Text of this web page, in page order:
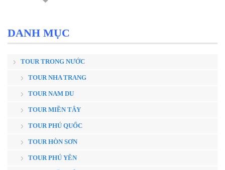
DANH MỤC
TOUR TRONG NƯỚC
TOUR NHA TRANG
TOUR NAM DU
TOUR MIỀN TÂY
TOUR PHÚ QUỐC
TOUR HÒN SƠN
TOUR PHÚ YÊN